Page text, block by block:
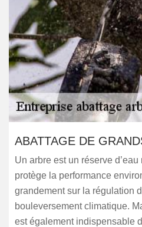
ABATTAGE DE
Un arbre est un réserve
protège la performance
grandement sur la régulation
bouleversement climatique.
est également indispensable